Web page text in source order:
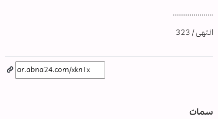
.....................
انتهى / 323
سمات